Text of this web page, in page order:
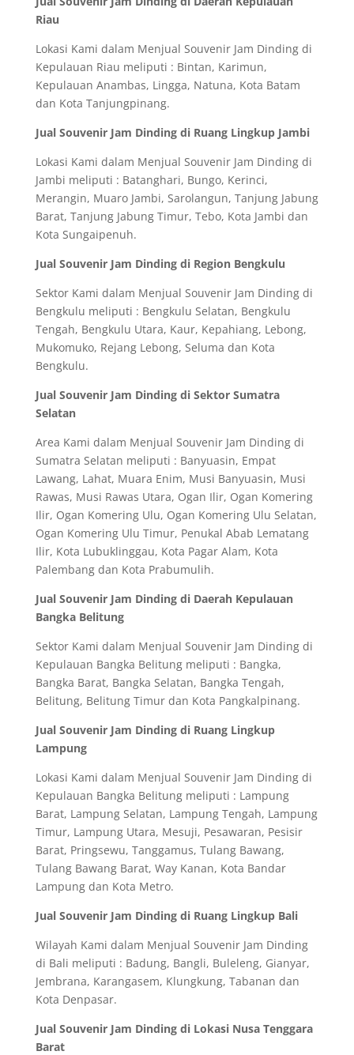
Riau
Lokasi Kami dalam Menjual Souvenir Jam Dinding di
Kepulauan Riau meliputi : Bintan, Karimun,
Kepulauan Anambas, Lingga, Natuna, Kota Batam
dan Kota Tanjungpinang.
Jual Souvenir Jam Dinding di Ruang Lingkup Jambi
Lokasi Kami dalam Menjual Souvenir Jam Dinding di
Jambi meliputi : Batanghari, Bungo, Kerinci,
Merangin, Muaro Jambi, Sarolangun, Tanjung Jabung
Barat, Tanjung Jabung Timur, Tebo, Kota Jambi dan
Kota Sungaipenuh.
Jual Souvenir Jam Dinding di Region Bengkulu
Sektor Kami dalam Menjual Souvenir Jam Dinding di
Bengkulu meliputi : Bengkulu Selatan, Bengkulu
Tengah, Bengkulu Utara, Kaur, Kepahiang, Lebong,
Mukomuko, Rejang Lebong, Seluma dan Kota
Bengkulu.
Jual Souvenir Jam Dinding di Sektor Sumatra
Selatan
Area Kami dalam Menjual Souvenir Jam Dinding di
Sumatra Selatan meliputi : Banyuasin, Empat
Lawang, Lahat, Muara Enim, Musi Banyuasin, Musi
Rawas, Musi Rawas Utara, Ogan Ilir, Ogan Komering
Ilir, Ogan Komering Ulu, Ogan Komering Ulu Selatan,
Ogan Komering Ulu Timur, Penukal Abab Lematang
Ilir, Kota Lubuklinggau, Kota Pagar Alam, Kota
Palembang dan Kota Prabumulih.
Jual Souvenir Jam Dinding di Daerah Kepulauan
Bangka Belitung
Sektor Kami dalam Menjual Souvenir Jam Dinding di
Kepulauan Bangka Belitung meliputi : Bangka,
Bangka Barat, Bangka Selatan, Bangka Tengah,
Belitung, Belitung Timur dan Kota Pangkalpinang.
Jual Souvenir Jam Dinding di Ruang Lingkup
Lampung
Lokasi Kami dalam Menjual Souvenir Jam Dinding di
Kepulauan Bangka Belitung meliputi : Lampung
Barat, Lampung Selatan, Lampung Tengah, Lampung
Timur, Lampung Utara, Mesuji, Pesawaran, Pesisir
Barat, Pringsewu, Tanggamus, Tulang Bawang,
Tulang Bawang Barat, Way Kanan, Kota Bandar
Lampung dan Kota Metro.
Jual Souvenir Jam Dinding di Ruang Lingkup Bali
Wilayah Kami dalam Menjual Souvenir Jam Dinding
di Bali meliputi : Badung, Bangli, Buleleng, Gianyar,
Jembrana, Karangasem, Klungkung, Tabanan dan
Kota Denpasar.
Jual Souvenir Jam Dinding di Lokasi Nusa Tenggara
Barat